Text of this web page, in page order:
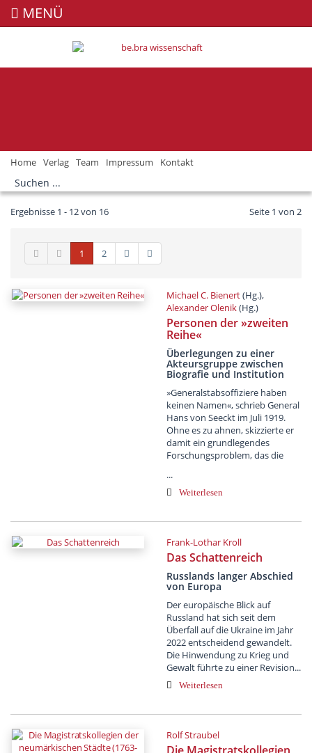
MENÜ
Home Verlag Team Impressum Kontakt
Ergebnisse 1 - 12 von 16 Seite 1 von 2
1 2
Michael C. Bienert(Hg.),
Alexander Olenik(Hg.)
Personen der »zweiten
Reihe«
Überlegungen zu einer
Akteursgruppe zwischen
Biografie und Institution
»Generalstabsoffiziere haben
keinen Namen«, schrieb General
Hans von Seeckt im Juli 1919.
Ohne es zu ahnen, skizzierte er
damit ein grundlegendes
Forschungsproblem, das die
...
Weiterlesen
Frank-Lothar Kroll
Das Schattenreich
Russlands langer Abschied
von Europa
Der europäische Blick auf
Russland hat sich seit dem
Überfall auf die Ukraine im Jahr
2022 entscheidend gewandelt.
Die Hinwendung zu Krieg und
Gewalt führte zu einer Revision...
Weiterlesen
Rolf Straubel